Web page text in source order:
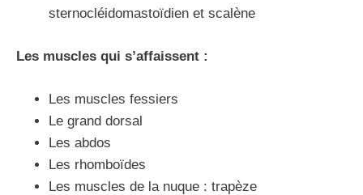
sternocléidomastoïdien et scalène
Les muscles qui s’affaissent :
Les muscles fessiers
Le grand dorsal
Les abdos
Les rhomboïdes
Les muscles de la nuque : trapèze